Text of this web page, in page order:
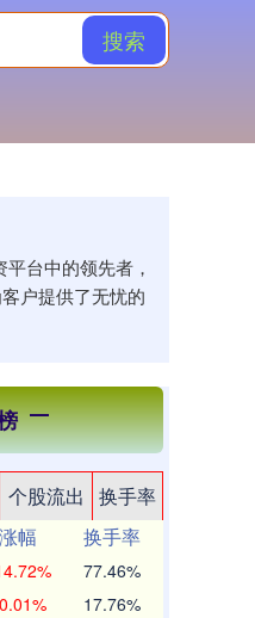
搜索
台中的领先者，
户提供了无忧的
个股流出
换手率
涨幅
换手率
77.46%
17.76%